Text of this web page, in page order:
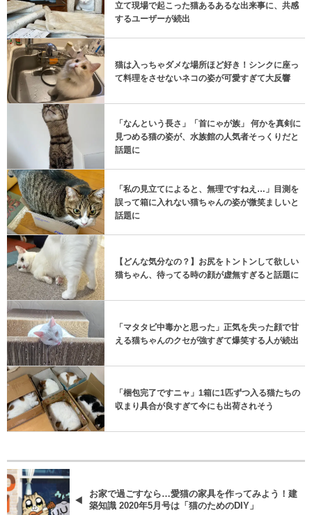
立て現場で起こった猫あるあるな出来事に、共感
するユーザーが続出
猫は入っちゃダメな場所ほど好き！シンクに座っ
て料理をさせないネコの姿が可愛すぎて大反響
「なんという長さ」「首にゃが族」 何かを真剣に
見つめる猫の姿が、水族館の人気者そっくりだと
話題に
「私の見立てによると、無理ですねえ…」目測を
誤って箱に入れない猫ちゃんの姿が微笑ましいと
話題に
【どんな気分なの？】お尻をトントンして欲しい
猫ちゃん、待ってる時の顔が虚無すぎると話題に
「マタタビ中毒かと思った」正気を失った顔で甘
える猫ちゃんのクセが強すぎて爆笑する人が続出
「梱包完了ですニャ」1箱に1匹ずつ入る猫たちの
収まり具合が良すぎて今にも出荷されそう
お家で過ごすなら…愛猫の家具を作ってみよう！建
築知識 2020年5月号は「猫のためのDIY」